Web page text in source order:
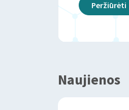
Peržiūrėti
Naujienos